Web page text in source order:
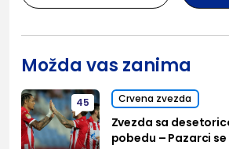
Možda vas zanima
45 Crvena zvezda
Zvezda sa
pobedu – Pazarci